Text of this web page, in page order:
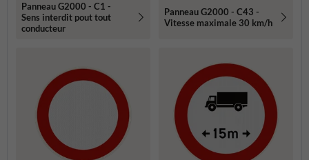
Panneau G2000 - C1 -
Sens interdit pout tout
conducteur
Panneau G2000 - C43 -
Vitesse maximale 30 km/h